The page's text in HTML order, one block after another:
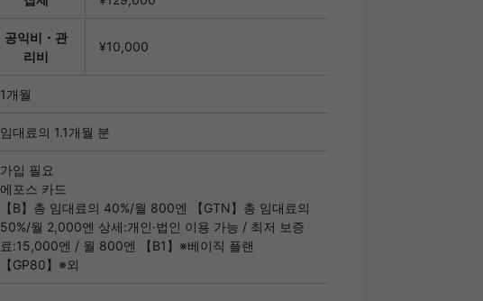
공익비・관
리비
¥10,000
1개월
임대료의 1.1개월 분
가입 필요
에포스 카드
【B】총 임대료의 40%/월 800엔 【GTN】총 임대료의
50%/월 2,000엔 상세:개인·법인 이용 가능 / 최저 보증
료:15,000엔 / 월 800엔 【B1】※베이직 플랜
【GP80】※외